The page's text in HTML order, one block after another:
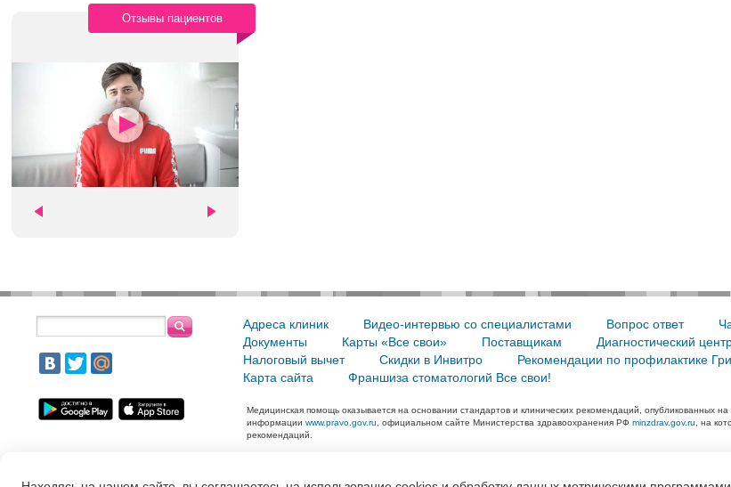
Отзывы пациентов
Адреса клиник Видео-интервью со специалистами Вопрос ответ
Документы
Карты «Все свои» Поставщикам Диагностический
Налоговый вычет
Скидки в Инвитро
Рекомендации по профилактике
Карта сайта
Франшиза стоматологий Все свои!
Медицинская помощь оказывается на основании стандартов и клинических рекомендаций, опубликованных
информации www.pravo.gov.ru , официальном сайте Министерства здравоохранения РФ minzdrav.gov.ru , на
рекомендаций.